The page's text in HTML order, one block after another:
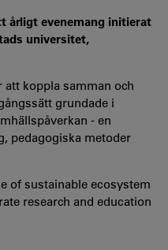
årligt evenemang initierat
universitet,
att koppla samman och
grundade i
- en
pedagogiska metoder
of sustainable ecosystem
research and education